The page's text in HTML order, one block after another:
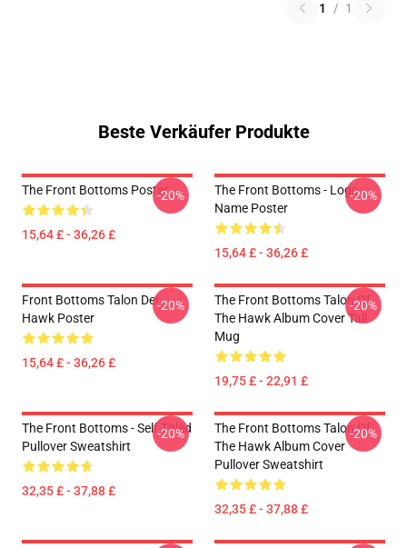
1 / 1
Beste Verkäufer Produkte
The Front Bottoms Poster
15,64 £ - 36,26 £
-20%
The Front Bottoms - Logo
Name Poster
15,64 £ - 36,26 £
-20%
Front Bottoms Talon Der
Hawk Poster
15,64 £ - 36,26 £
-20%
The Front Bottoms Talon Of
The Hawk Album Cover Tall
Mug
19,75 £ - 22,91 £
-20%
The Front Bottoms - Self Titled
Pullover Sweatshirt
32,35 £ - 37,88 £
-20%
The Front Bottoms Talon Of
The Hawk Album Cover
Pullover Sweatshirt
32,35 £ - 37,88 £
-20%